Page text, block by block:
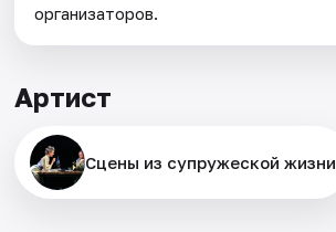
организаторов.
Артист
Сцены из супружеской жизни